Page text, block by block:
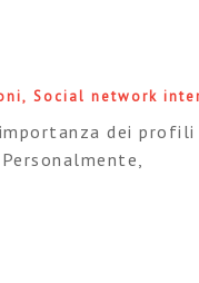
Social network
dei profili
semplice rubrica